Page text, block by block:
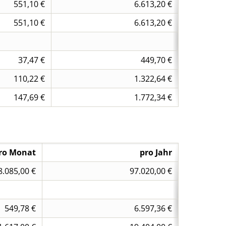
551,10 €
6.613,20 €
551,10 €
6.613,20 €
37,47 €
449,70 €
110,22 €
1.322,64 €
147,69 €
1.772,34 €
Monat
pro Jahr
€
97.020,00 €
549,78 €
6.597,36 €